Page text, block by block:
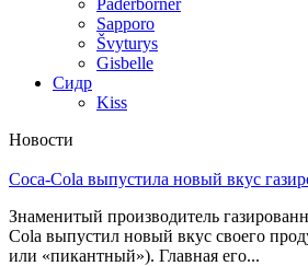
Sapporo
Švyturys
Gisbelle
Сидр
Kiss
Новости
Coca-Cola выпустила новый вкус
Знаменитый производитель
Cola выпустил новый вкус своего
или «пикантный»). Главная его...